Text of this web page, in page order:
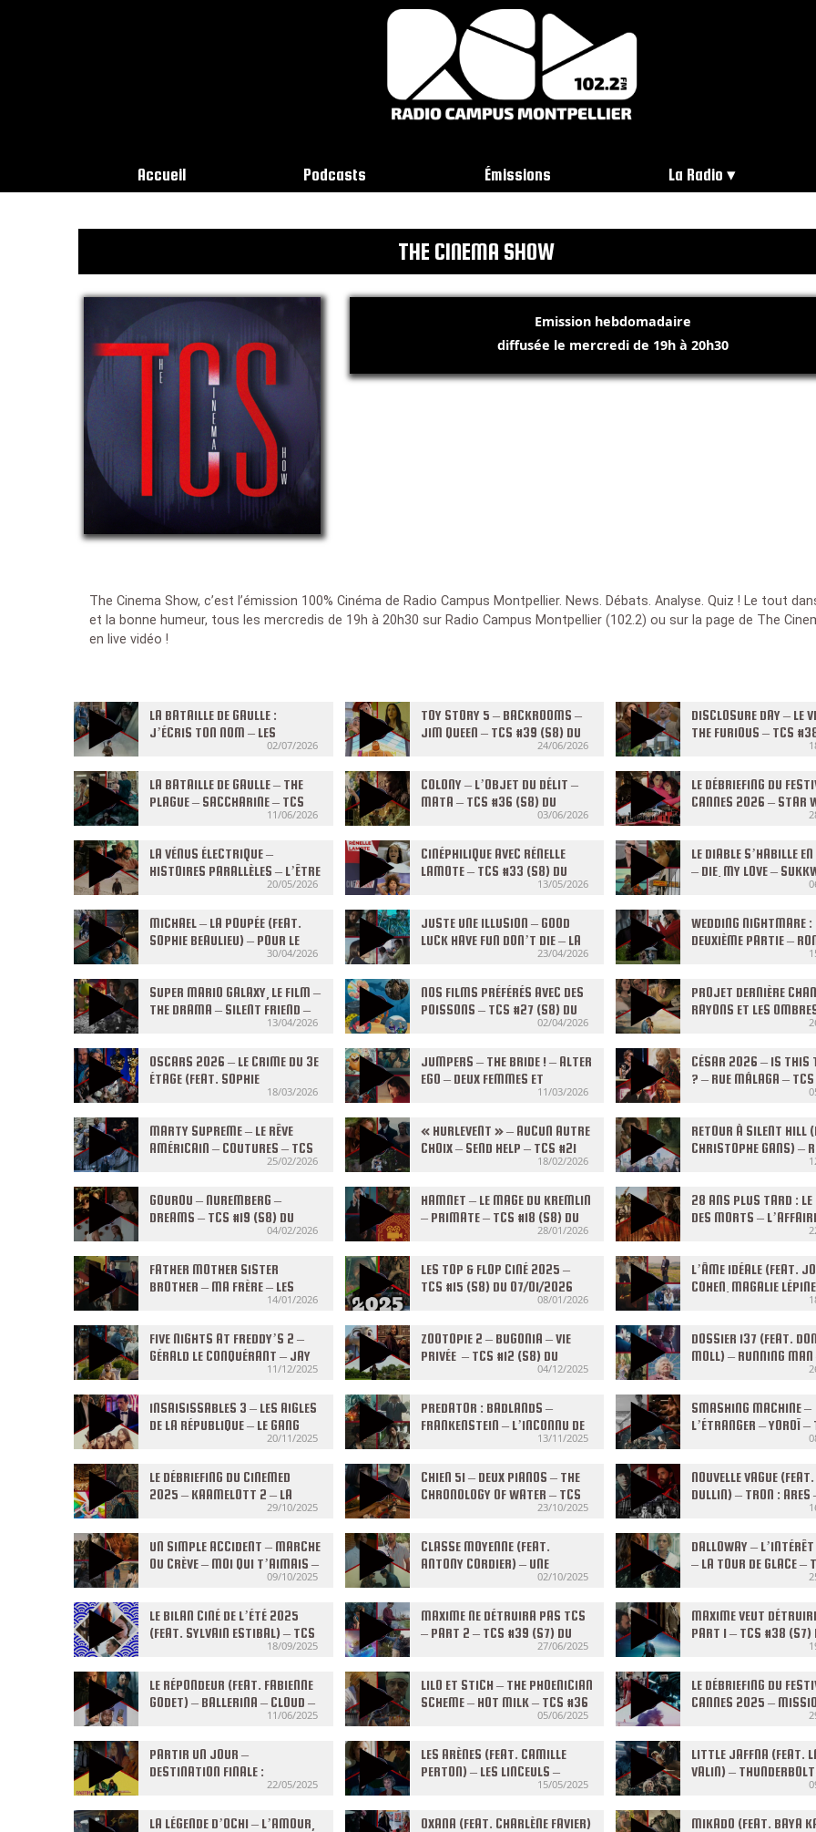
Accueil Podcasts Émissions La Radio
THE CINEMA SHOW
Emission hebdomadaire
diffusée le mercredi de 19h à 20h30
The Cinema Show, c’est l’émission 100% Cinéma de Radio Campus Montpellier. News. Débats. Analyse. Quiz ! Le tout
et la bonne humeur, tous les mercredis de 19h à 20h30 sur Radio Campus Montpellier (102.2) ou sur la page de The
en live vidéo !
LA BATAILLE DE GAULLE :
J’ÉCRIS TON NOM – LES
CAPRICES DE L’ENFANT ROI –
01/07/2026
02/07/2026
TOY STORY 5 – BACKROOMS –
JIM QUEEN – TCS #39 (S8) DU
24/06/2026
DISCLOSURE DAY – LE
THE FURIOUS – TCS
LA BATAILLE DE GAULLE – THE
PLAGUE – SACCHARINE – TCS
#37 (S8) DU 10/06/202611/06/2026
COLONY – L’OBJET DU DÉLIT –
MATA – TCS #36 (S8) DU
03/06/2026
LE DÉBRIEFING DU
CANNES 2026 – STAR
MANDALORIAN AND
DU 27/05/2026
LA VÉNUS ÉLECTRIQUE –
HISTOIRES PARALLÈLES – L’ÊTRE
AIMÉ – TCS #34 (S8) DU20/05/2026
CINÉPHILIQUE AVEC RÉNELLE
LAMOTE – TCS #33 (S8) DU
13/05/2026
LE DIABLE S’HABILLE
– DIE, MY LOVE –
ISLAND – TCS #32
MICHAEL – LA POUPÉE (FEAT.
SOPHIE BEAULIEU) – POUR LE
MEILLEUR – TCS #31 (S8) DU
30/04/2026
JUSTE UNE ILLUSION – GOOD
LUCK HAVE FUN DON’T DIE – LA
CORDE AU COU – LA FILLE DU
22/04/2026
23/04/2026
WEDDING NIGHTMARE :
DEUXIÈME PARTIE –
LE CRIS DES GARDES
SUPER MARIO GALAXY, LE FILM –
THE DRAMA – SILENT FRIEND –
TCS #28 (S8) DU 08/04/2026
13/04/2026
NOS FILMS PRÉFÉRÉS AVEC DES
POISSONS – TCS #27 (S8) DU
02/04/2026
PROJET DERNIÈRE
RAYONS ET LES
REMINDERS OF HIM –
OSCARS 2026 – LE CRIME DU 3E
ÉTAGE (FEAT. SOPHIE
FOURDRINOY) – LE TESTAMENT
18/03/2026
18/03/2026
JUMPERS – THE BRIDE ! – ALTER
EGO – DEUX FEMMES ET
QUELQUES HOMMES (FEAT.
(S8) DU 11/03/2026
11/03/2026
CÉSAR 2026 – IS THIS
? – RUE MÁLAGA –
MARTY SUPREME – LE RÊVE
AMÉRICAIN – COUTURES – TCS
#22 (S8) DU 25/02/202625/02/2026
« HURLEVENT » – AUCUN AUTRE
CHOIX – SEND HELP – TCS #21
18/02/2026
RETOUR À SILENT HILL
CHRISTOPHE GANS) –
FAMILY – THE
GOUROU – NUREMBERG –
DREAMS – TCS #19 (S8) DU
04/02/2026
HAMNET – LE MAGE DU KREMLIN
– PRIMATE – TCS #18 (S8) DU
28/01/2026
28 ANS PLUS TARD : LE
DES MORTS –
BOJARSKI –
FATHER MOTHER SISTER
BROTHER – MA FRÈRE – LES
ÉCHOS DU PASSÉ – TCS #16 (S8)
14/01/2026
LES TOP & FLOP CINÉ 2025 –
TCS #15 (S8) DU 07/01/2026
08/01/2026
L’ÂME IDÉALE (FEAT.
COHEN, MAGALIE
BLONDEAU & ALICE
RESURRECTION – LOVE
TENDER – TCS #14 (S8)
FIVE NIGHTS AT FREDDY’S 2 –
GÉRALD LE CONQUÉRANT – JAY
KELLY – TCS #13 (S8) DU11/12/2025
ZOOTOPIE 2 – BUGONIA – VIE
PRIVÉE – TCS #12 (S8) DU
04/12/2025
DOSSIER 137 (FEAT.
MOLL) – RUNNING
WICKED : PARTIE II –
26/11/2025
INSAISISSABLES 3 – LES AIGLES
DE LA RÉPUBLIQUE – LE GANG
DES AMAZONES (FEAT. MALLORY
19/11/2025
20/11/2025
PREDATOR : BADLANDS –
FRANKENSTEIN – L’INCONNU DE
LA GRANDE ARCHE – KIKA – TCS
13/11/2025
SMASHING MACHINE –
L’ÉTRANGER – YOROÏ
LE DÉBRIEFING DU CINEMED
2025 – KAAMELOTT 2 – LA
PETITE DERNIÈRE – ARCO – TCS
29/10/2025
CHIEN 51 – DEUX PIANOS – THE
CHRONOLOGY OF WATER – TCS
#06 (S8) DU 22/10/202523/10/2025
NOUVELLE VAGUE
DULLIN) – TRON : ARES
MÉTÉORS – TCS #05
UN SIMPLE ACCIDENT – MARCHE
OU CRÈVE – MOI QUI T’AIMAIS –
DÉTOURS (FEAT. PHILIPPE
08/10/2025
09/10/2025
CLASSE MOYENNE (FEAT.
ANTONY CORDIER) – UNE
BATAILLE APRÈS L’AUTRE –
01/10/2025
02/10/2025
DALLOWAY –
– LA TOUR DE GLACE –
LE BILAN CINÉ DE L’ÉTÉ 2025
(FEAT. SYLVAIN ESTIBAL) – TCS
#01 (S8) DU 17/09/202518/09/2025
MAXIME NE DÉTRUIRA PAS TCS
– PART 2 – TCS #39 (S7) DU
27/06/2025
MAXIME VEUT
PART 1 – TCS #38 (S7)
LE RÉPONDEUR (FEAT. FABIENNE
GODET) – BALLERINA – CLOUD –
TCS #37 (S7) DU 11/06/2025
11/06/2025
LILO ET STICH – THE PHOENICIAN
SCHEME – HOT MILK – TCS #36
05/06/2025
LE DÉBRIEFING DU
CANNES 2025 –
IMPOSSIBLE : THE
L’AVENIR – TCS #35
28/05/2025
PARTIR UN JOUR –
DESTINATION FINALE :
BLOODLINES – SE SOUVENIR DES
21/05/2025
22/05/2025
LES ARÈNES (FEAT. CAMILLE
PERTON) – LES LINCEULS –
INGEBORG BACHMANN – TCS
15/05/2025
LITTLE JAFFNA (FEAT.
VALIN) –
GHOSTLIGHT – TCS
LA LÉGENDE D’OCHI – L’AMOUR,
OXANA (FEAT. CHARLÈNE FAVIER)
MIKADO (FEAT. BAYA